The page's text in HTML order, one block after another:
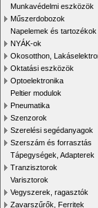
Munkavédelmi eszközök
Műszerdobozok
Napelemek és tartozékok
NYÁK-ok
Okosotthon,
Oktatási eszközök
Optoelektronika
Peltier modulok
Pneumatika
Szenzorok
Szerelési segédanyagok
Szerszám és forrasztás
Tápegységek, Adapterek
Tranzisztorok
Varisztorok
Vegyszerek, ragasztók
Zavarszűrők, Ferritek